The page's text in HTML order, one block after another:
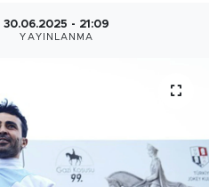
30.06.2025 - 21:09
YAYINLANMA